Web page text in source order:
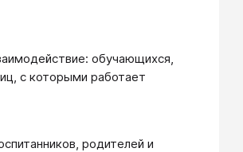
обучающихся,
с которыми работает
родителей и